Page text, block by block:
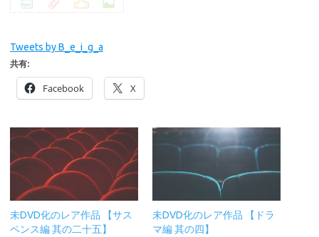
Tweets by B_e_i_g_a
共有:
Facebook X
未DVD化のレア作品 【サス
ペンス編 其の二十五】
未DVD化のレア作品 【ドラ
マ編 其の四】